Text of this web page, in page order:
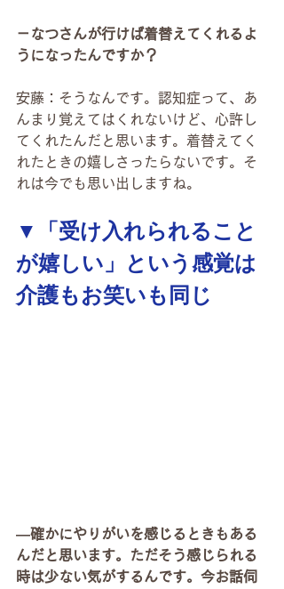
－なつさんが行けば着替えてくれるよ
うになったんですか？
安藤：そうなんです。認知症って、あ
んまり覚えてはくれないけど、心許し
てくれたんだと思います。着替えてく
れたときの嬉しさったらないです。そ
れは今でも思い出しますね。
▼「受け入れられること
が嬉しい」という感覚は
介護もお笑いも同じ
―確かにやりがいを感じるときもある
んだと思います。ただそう感じられる
時は少ない気がするんです。今お話伺